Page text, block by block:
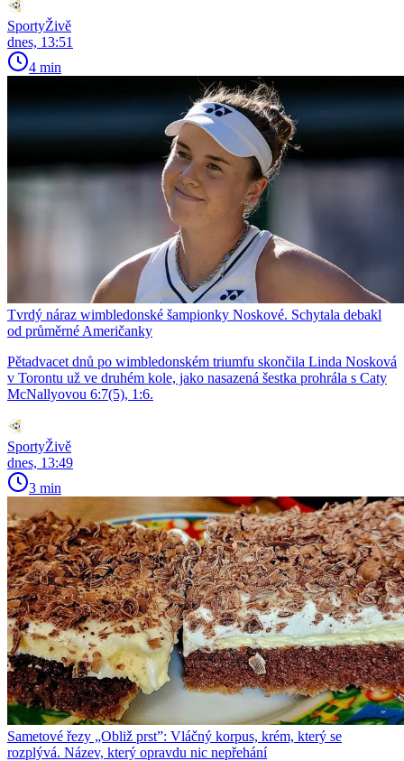
SportyŽivě
dnes, 13:51
4 min
Tvrdý náraz wimbledonské šampionky Noskové. Schytala debakl
od průměrné Američanky
Pětadvacet dnů po wimbledonském triumfu skončila Linda Nosková
v Torontu už ve druhém kole, jako nasazená šestka prohrála s Caty
McNallyovou 6:7(5), 1:6.
SportyŽivě
dnes, 13:49
3 min
Sametové řezy „Obliž prst”: Vláčný korpus, krém, který se
rozplývá. Název, který opravdu nic nepřehání